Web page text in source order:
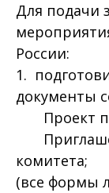
Для подачи
России:
1.
документы
Проект
комитета;
(все формы